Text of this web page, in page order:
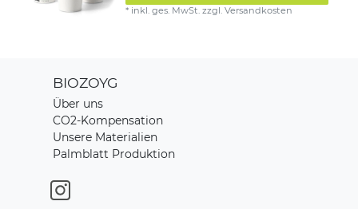
* inkl. ges. MwSt. zzgl.Versandkosten
BIOZOYG
Über uns
CO2-Kompensation
Unsere Materialien
Palmblatt Produktion